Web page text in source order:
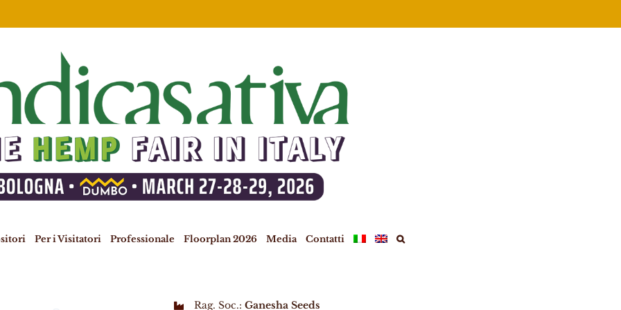
Per i Visitatori Professionale Floorplan 2026 Media Contatti
Rag. Soc.: Ganesha Seeds